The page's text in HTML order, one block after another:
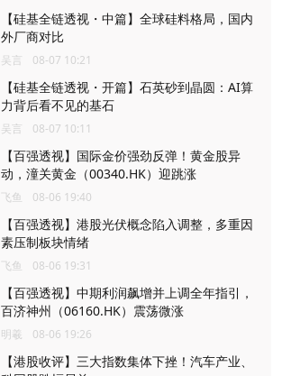
【硅基全链透视・中篇】全球硅料格局，国内
外厂商对比
吴言 08-07 10:21
【硅基全链透视・开篇】石英砂到晶圆：AI算
力背后看不见的基石
吴言 08-07 10:11
【百强透视】国际金价强劲反弹！黄金股异
动，潼关黄金（00340.HK）迎跳涨
飞鱼 08-06 19:40
【百强透视】港股光伏概念陷入调整，多重因
素压制板块情绪
飞鱼 08-06 19:31
【百强透视】中期利润飙增并上调全年指引，
百济神州（06160.HK）震荡微涨
明羲 08-06 19:26
【港股收评】三大指数集体下挫！汽车产业、